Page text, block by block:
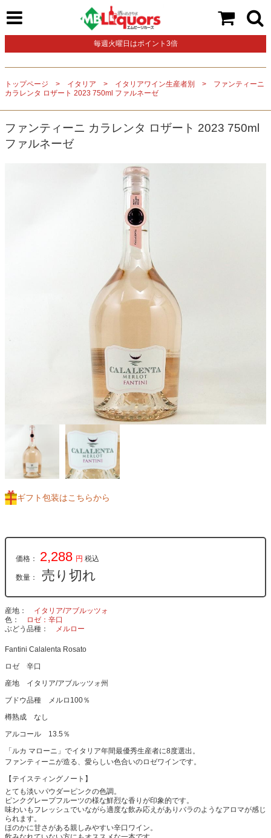
毎週火曜日はポイント3倍
トップページ イタリア イタリアワイン生産者別
ファンティーニ
カラレンタ ロザート 2023 750ml ファルネーゼ
ファンティーニ カラレンタ ロザート 2023 750ml
ファルネーゼ
ギフト包装はこちらから
価格： 2,288 円 税込
数量： 売り切れ
産地
イタリア/アブルッツォ
色
ロゼ：辛口
ぶどう品種
メルロー
Fantini Calalenta Rosato
ロゼ 辛口
産地 イタリア/アブルッツォ州
ブドウ品種 メルロ100％
樽熟成 なし
アルコール 13.5％
「ルカ マローニ」でイタリア年間最優秀生産者に8度選出。
ファンティーニが造る、愛らしい色合いのロゼワインです。
【テイスティングノート】
とても淡いパウダーピンクの色調。
ピンクグレープフルーツの様な鮮烈な香りが印象的です。
味わいもフレッシュでいながら適度な飲み応えがありバラのようなアロマが感じ
られます。
ほのかに甘さがある親しみやすい辛口ワイン。